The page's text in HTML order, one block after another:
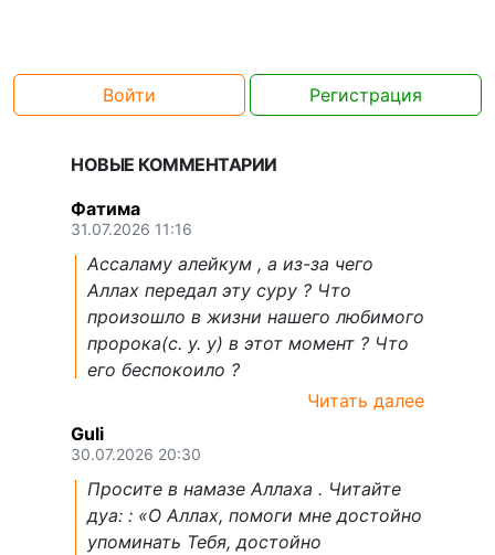
Войти Регистрация
НОВЫЕ КОММЕНТАРИИ
Фатима
31.07.2026 11:16
Ассаламу алейкум , а из-за чего
Аллах передал эту суру ? Что
произошло в жизни нашего любимого
пророка(с. у. у) в этот момент ? Что
его беспокоило ?
Читать далее
Guli
30.07.2026 20:30
Просите в намазе Аллаха . Читайте
дуа: : «О Аллах, помоги мне достойно
упоминать Тебя, достойно